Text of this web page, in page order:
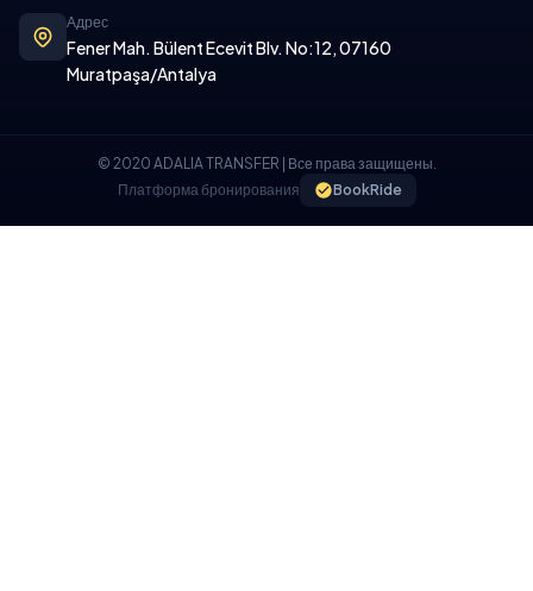
Адрес
Fener Mah. Bülent Ecevit Blv. No:12, 07160
Muratpaşa/Antalya
© 2020 ADALIA TRANSFER | Все права защищены.
Платформа бронирования
BookRide